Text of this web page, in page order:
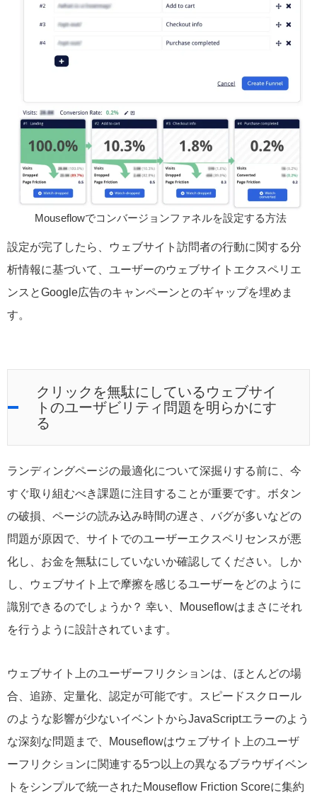
Mouseflowでコンバージョンファネルを設定する方法
設定が完了したら、ウェブサイト訪問者の行動に関する分
析情報に基づいて、ユーザーのウェブサイトエクスペリエ
ンスとGoogle広告のキャンペーンとのギャップを埋めま
す。
クリックを無駄にしているウェブサイ
トのユーザビリティ問題を明らかにす
る
ランディングページの最適化について深掘りする前に、今
すぐ取り組むべき課題に注目することが重要です。ボタン
の破損、ページの読み込み時間の遅さ、バグが多いなどの
問題が原因で、サイトでのユーザーエクスペリセンスが悪
化し、お金を無駄にしていないか確認してください。しか
し、ウェブサイト上で摩擦を感じるユーザーをどのように
識別できるのでしょうか？ 幸い、Mouseflowはまさにそれ
を行うように設計されています。
ウェブサイト上のユーザーフリクションは、ほとんどの場
合、追跡、定量化、認定が可能です。スピードスクロール
のような影響が少ないイベントからJavaScriptエラーのよう
な深刻な問題まで、Mouseflowはウェブサイト上のユーザ
ーフリクションに関連する5つ以上の異なるブラウザイベン
トをシンプルで統一されたMouseflow Friction Scoreに集約